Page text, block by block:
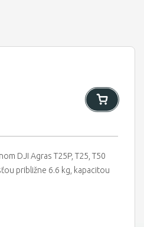
DJI Agras T25P, T25, T50
približne 6.6 kg, kapacitou